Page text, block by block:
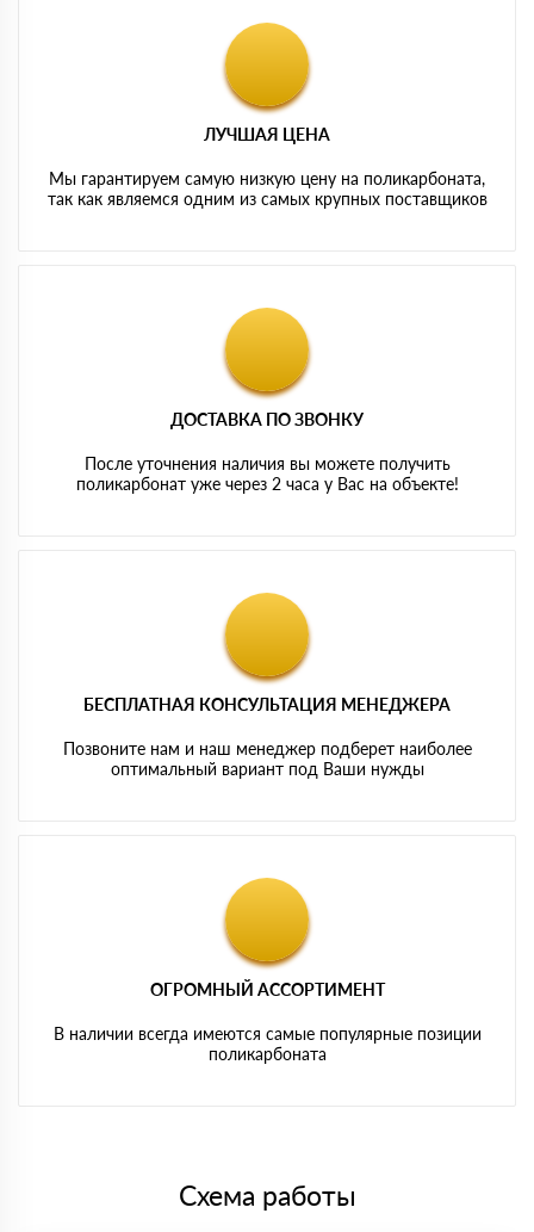
ЛУЧШАЯ ЦЕНА
Мы гарантируем самую низкую цену на поликарбоната,
так как являемся одним из самых крупных поставщиков
ДОСТАВКА ПО ЗВОНКУ
После уточнения наличия вы можете получить
поликарбонат уже через 2 часа у Вас на объекте!
БЕСПЛАТНАЯ КОНСУЛЬТАЦИЯ МЕНЕДЖЕРА
Позвоните нам и наш менеджер подберет наиболее
оптимальный вариант под Ваши нужды
ОГРОМНЫЙ АССОРТИМЕНТ
В наличии всегда имеются самые популярные позиции
поликарбоната
Схема работы